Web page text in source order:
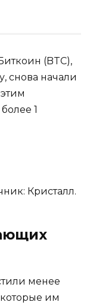
(BTC),
снова начали
1
Кристалл.
менее
им